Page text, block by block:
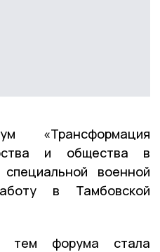
«Трансформация
и общества в
военной
в Тамбовской
тем форума стала